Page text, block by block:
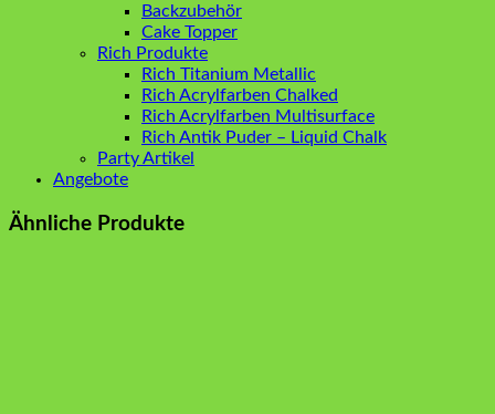
Backzubehör
Cake Topper
Rich Produkte
Rich Titanium Metallic
Rich Acrylfarben Chalked
Rich Acrylfarben Multisurface
Rich Antik Puder – Liquid Chalk
Party Artikel
Angebote
Ähnliche Produkte